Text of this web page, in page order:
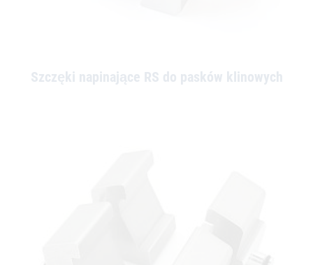
Szczęki napinające RS do pasków klinowych